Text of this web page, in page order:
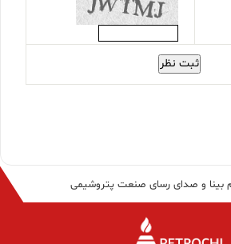
ثبت نظر
بینا و صدای رسای صنعت پتروشیمی